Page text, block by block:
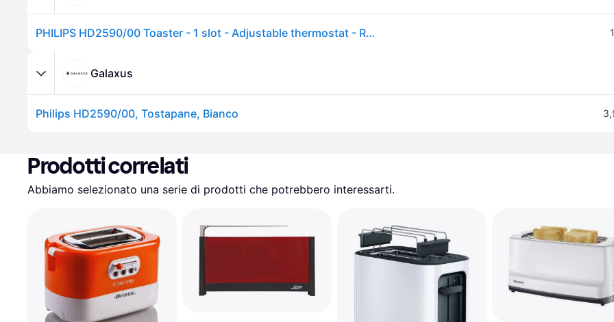
PHILIPS HD2590/00 Toaster - 1 slot - Adjustable thermostat - Reheat and defrost function - White
Galaxus
Philips HD2590/00, Tostapane, Bianco
Prodotti correlati
Abbiamo selezionato una serie di prodotti che potrebbero interessarti.